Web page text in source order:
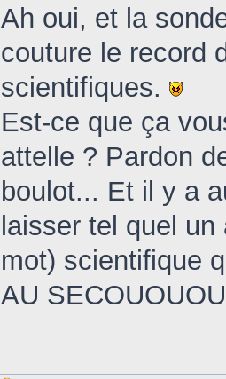
Ah oui, et la
couture le record
scientifiques.
Est-ce que ça
attelle ? Pardon
boulot... Et il y a
laisser tel quel
mot) scientifique
AU